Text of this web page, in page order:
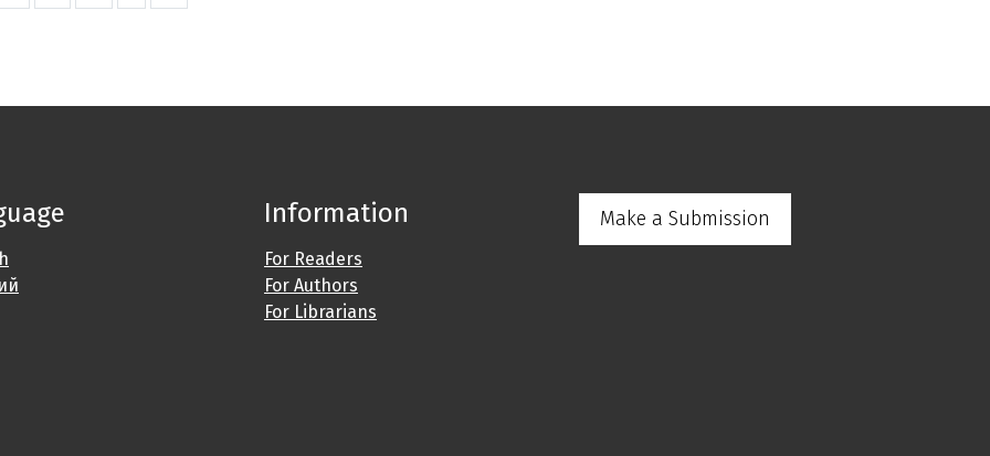
Information
For Readers
For Authors
For Librarians
Make a Submission